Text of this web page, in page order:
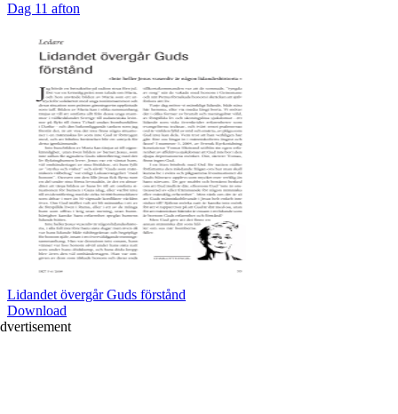
Dag 11 afton
Lidandet övergår Guds förstånd
Download